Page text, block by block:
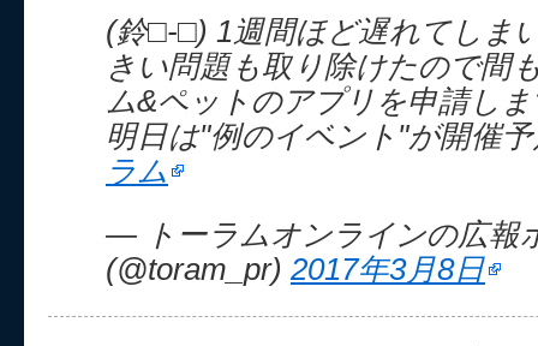
(鈴□-□) 1週間ほど遅れてしま
きい問題も取り除けたので間
ム&ペットのアプリを申請し
明日は"例のイベント"が開催
ラム
— トーラムオンラインの広報
(@toram_pr) 2017年3月8日